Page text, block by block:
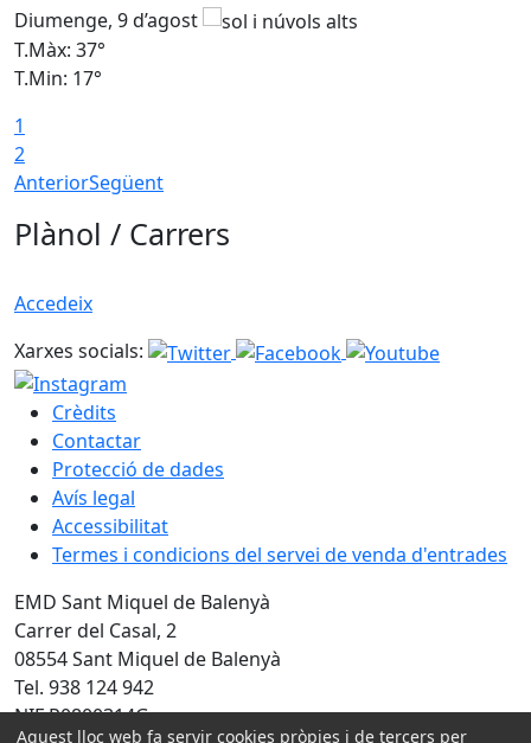
Diumenge, 9 d’agost
T.Màx: 37°
T.Min: 17°
1
2
AnteriorSegüent
Plànol / Carrers
Accedeix
Xarxes socials:
Crèdits
Contactar
Protecció de dades
Avís legal
Accessibilitat
Termes i condicions del servei de venda d'entrades
EMD Sant Miquel de Balenyà
Carrer del Casal, 2
08554 Sant Miquel de Balenyà
Tel. 938 124 942
NIF P0800314G
Aquest lloc web fa servir cookies pròpies i de tercers per